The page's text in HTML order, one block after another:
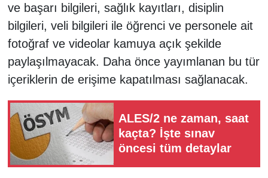
ve başarı bilgileri, sağlık kayıtları, disiplin
bilgileri, veli bilgileri ile öğrenci ve personele ait
fotoğraf ve videolar kamuya açık şekilde
paylaşılmayacak. Daha önce yayımlanan bu tür
içeriklerin de erişime kapatılması sağlanacak.
ALES/2 ne zaman, saat
kaçta? İşte sınav
öncesi tüm detaylar